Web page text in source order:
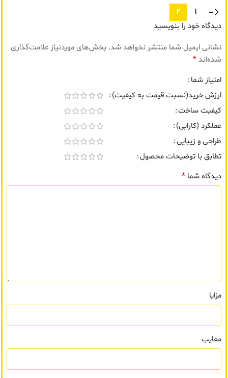
→
1
2
دیدگاه خود را بنویسید
نشانی ایمیل شما منتشر نخواهد شد. بخش‌های موردنیاز علامت‌گذاری
شده‌اند*
امتیاز شما
ارزش خرید(نسبت قیمت به کیفیت)
کیفیت ساخت
عملکرد (کارایی)
طراحی و زیبایی
تطابق با توضیحات محصول
دیدگاه شما *
مزایا
معایب